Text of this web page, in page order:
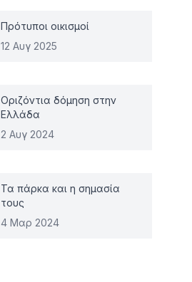
Πρότυποι οικισμοί
12 Αυγ 2025
Οριζόντια δόμηση στην
Ελλάδα
2 Αυγ 2024
Τα πάρκα και η σημασία
τους
4 Μαρ 2024